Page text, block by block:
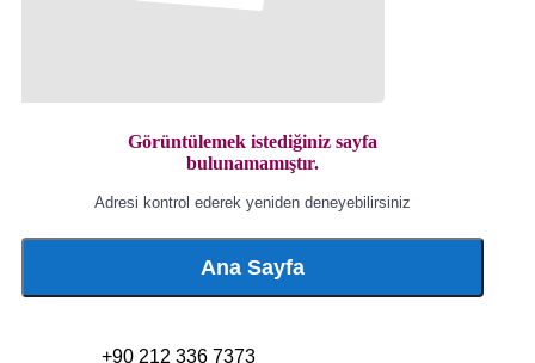
Görüntülemek istediğiniz sayfa
bulunamamıştır.
Adresi kontrol ederek yeniden deneyebilirsiniz
Ana Sayfa
+90 212 336 7373